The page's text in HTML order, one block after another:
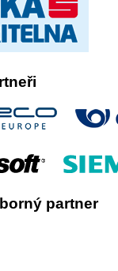
partner